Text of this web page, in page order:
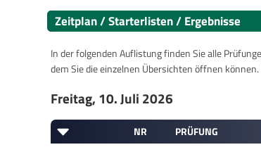
Zeitplan / Starterlisten / Ergebnisse
In der folgenden Auflistung finden Sie alle
dem Sie die einzelnen Übersichten öffnen
Freitag, 10. Juli 2026
NR PRÜFUNG